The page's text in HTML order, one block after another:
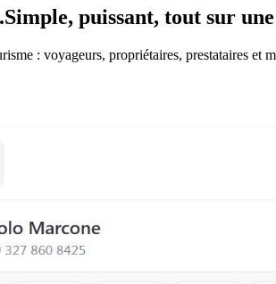
Simple, puissant, tout sur
: voyageurs, propriétaires, prestataires et